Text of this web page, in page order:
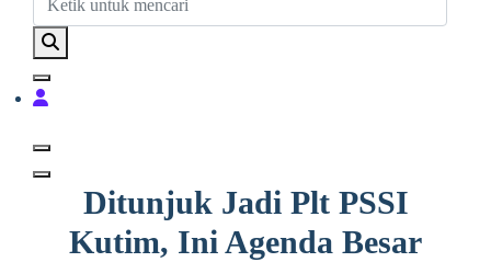
Ditunjuk Jadi Plt PSSI
Kutim, Ini Agenda Besar